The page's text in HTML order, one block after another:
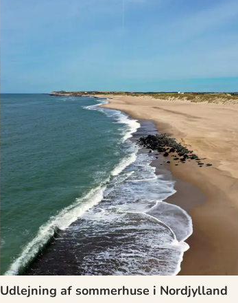
Udlejning af sommerhuse i Nordjylland